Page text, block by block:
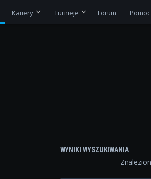
Kariery Turnieje Forum Pomoc
WYNIKI WYSZUKIWANIA